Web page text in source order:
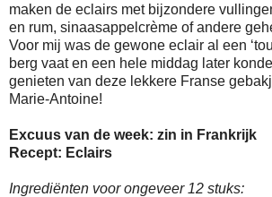
maken de eclairs met bijzondere
en rum, sinaasappelcrème of andere
Voor mij was de gewone eclair al een
berg vaat en een hele middag later
genieten van deze lekkere Franse
Marie-Antoine!
Excuus van de week: zin in Frankrijk
Recept: Eclairs
Ingrediënten voor ongeveer 12 stuks: